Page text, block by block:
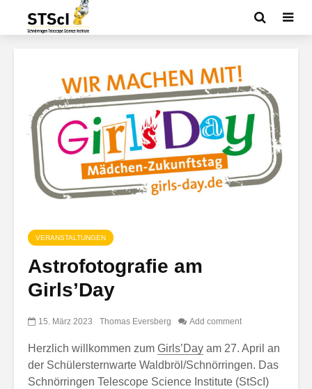
VERANSTALTUNGEN
Astrofotografie am
Girls’Day
15. März 2023 Thomas Eversberg Add comment
Herzlich willkommen zum Girls’Day am 27. April an
der Schülersternwarte Waldbröl/Schnörringen. Das
Schnörringen Telescope Science Institute (StScI)